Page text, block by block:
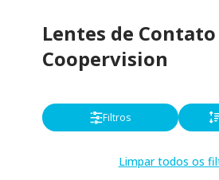
Lentes de
Coopervision
Filtros
Limpar todos os